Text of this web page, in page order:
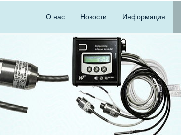
О нас Новости Информация